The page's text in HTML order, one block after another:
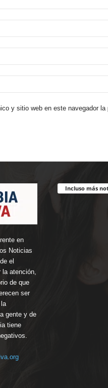
y sitio web en este navegador
en
Noticias
el
la atención,
de que
ser
gente y de
tiene
Incluso más